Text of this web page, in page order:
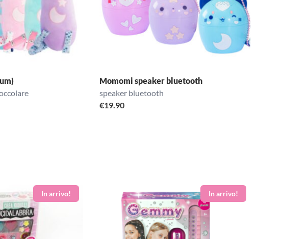
Momomi speaker bluetooth
speaker bluetooth
€19.90